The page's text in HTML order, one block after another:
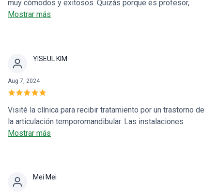
muy cómodos y exitosos. Quizás porque es profesor,
explicó todo minuciosamente y el proceso fue indoloro.
Mostrar más
YISEUL KIM
Aug 7, 2024
Visité la clínica para recibir tratamiento por un trastorno de
la articulación temporomandibular. Las instalaciones
estaban muy limpias y el director del hospital y las
Mostrar más
Mei Mei